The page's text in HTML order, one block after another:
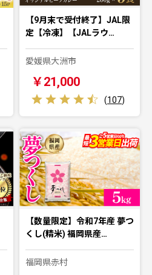
【9月末で受付終了】JAL限
定【冷凍】【JALラウ…
愛媛県大洲市
￥21,000
(107)
【数量限定】令和7年産 夢つ
くし(精米) 福岡県産…
福岡県赤村